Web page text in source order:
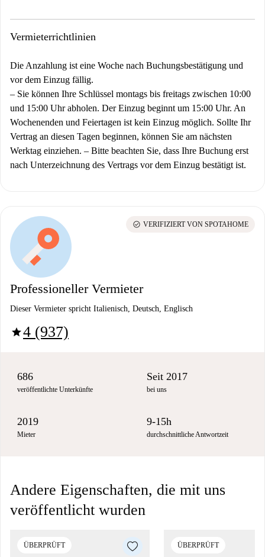
Vermieterrichtlinien
Die Anzahlung ist eine Woche nach Buchungsbestätigung und
vor dem Einzug fällig.
– Sie können Ihre Schlüssel montags bis freitags zwischen 10:00
und 15:00 Uhr abholen. Der Einzug beginnt um 15:00 Uhr. An
Wochenenden und Feiertagen ist kein Einzug möglich. Sollte Ihr
Vertrag an diesen Tagen beginnen, können Sie am nächsten
Werktag einziehen. – Bitte beachten Sie, dass Ihre Buchung erst
nach Unterzeichnung des Vertrags vor dem Einzug bestätigt ist.
Professioneller Vermieter
Dieser Vermieter spricht Italienisch, Deutsch, Englisch
star4 (937)
check_circle VERIFIZIERT VON SPOTAHOME
686
veröffentlichte Unterkünfte
Seit 2017
bei uns
2019
Mieter
9-15h
durchschnittliche Antwortzeit
Andere Eigenschaften, die mit uns
veröffentlicht wurden
ÜBERPRÜFT ÜBERPRÜFT